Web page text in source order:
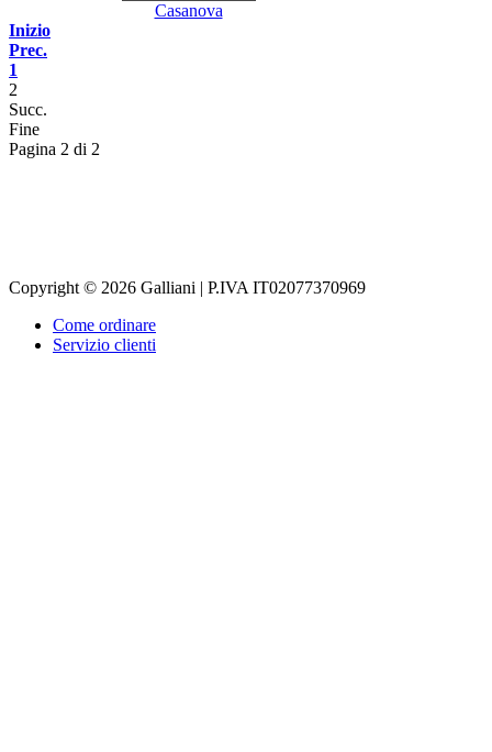
Casanova
Inizio
Prec.
1
2
Succ.
Fine
Pagina 2 di 2
Copyright © 2026 Galliani | P.IVA IT02077370969
Come ordinare
Servizio clienti